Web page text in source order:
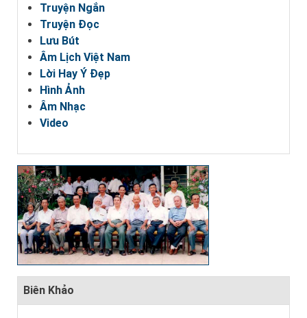
Truyện Ngắn
Truyện Đọc
Lưu Bút
Âm Lịch Việt Nam
Lời Hay Ý Đẹp
Hình Ảnh
Âm Nhạc
Video
Biên Khảo